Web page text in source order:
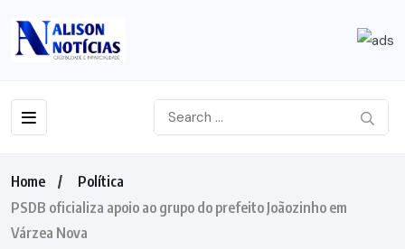
Home
Política
PSDB oficializa apoio ao grupo do prefeito Joãozinho em
Várzea Nova